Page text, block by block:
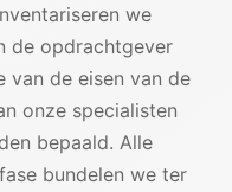
we
de opdrachtgever
van de eisen van de
onze specialisten
bepaald. Alle
bundelen we ter